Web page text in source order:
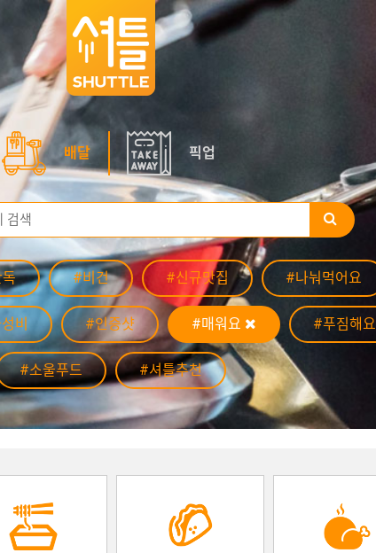
배달 픽업
#비건 #신규맛집 #나눠먹어요
비 #인증샷 #매워요 #푸짐해요
#소울푸드 #셔틀추천